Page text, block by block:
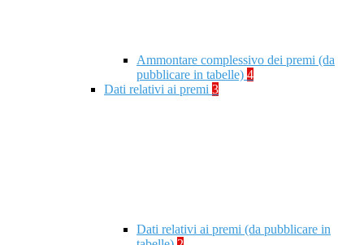
Ammontare complessivo dei premi (da
pubblicare in tabelle) 4
Dati relativi ai premi 3
Dati relativi ai premi (da pubblicare in